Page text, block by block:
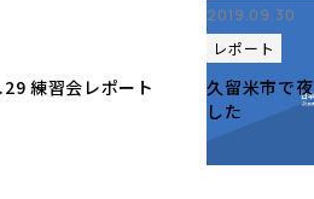
練習会レポート
2019.09.30
レポート
久留米市で
した